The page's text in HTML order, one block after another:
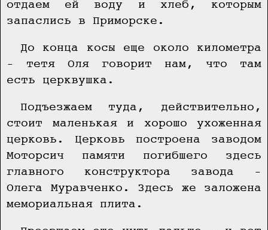
отдаем ей воду и хлеб, которым
запаслись в Приморске.
До конца косы еще около километра
– тетя Оля говорит нам, что там
есть церквушка.
Подъезжаем туда, действительно,
стоит маленькая и хорошо ухоженная
церковь. Церковь построена заводом
Моторсич памяти погибшего здесь
главного конструктора завода –
Олега Муравченко. Здесь же заложена
мемориальная плита.